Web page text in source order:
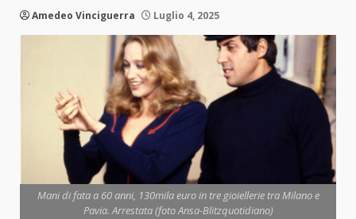
Amedeo Vinciguerra Luglio 4, 2025
Mani di fata a 60 anni, 130mila euro in tre gioiellerie tra Milano e
Pavia. Arrestata (foto Ansa-Blitzquotidiano)